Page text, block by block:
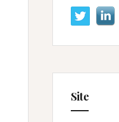
Site